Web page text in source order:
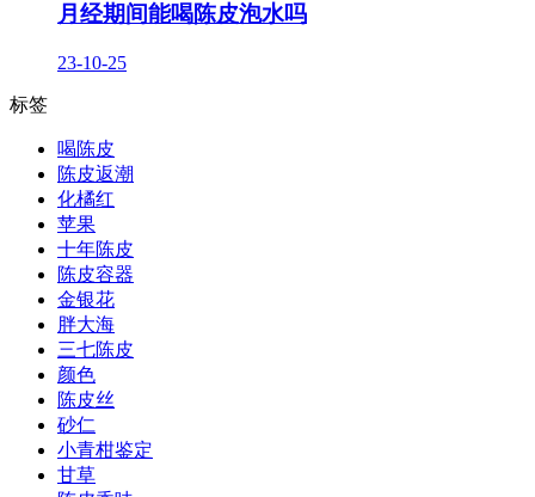
月经期间能喝陈皮泡水吗
23-10-25
标签
喝陈皮
陈皮返潮
化橘红
苹果
十年陈皮
陈皮容器
金银花
胖大海
三七陈皮
颜色
陈皮丝
砂仁
小青柑鉴定
甘草